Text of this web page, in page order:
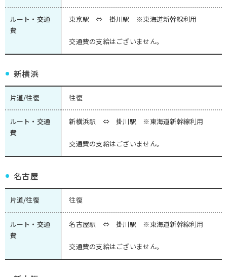
ルート・交通
費
東京駅 ⇔ 掛川駅 ※東海道新幹線利用
交通費の支給はございません。
新横浜
片道/往復 往復
ルート・交通
費
新横浜駅 ⇔ 掛川駅 ※東海道新幹線利用
交通費の支給はございません。
名古屋
片道/往復 往復
ルート・交通
費
名古屋駅 ⇔ 掛川駅 ※東海道新幹線利用
交通費の支給はございません。